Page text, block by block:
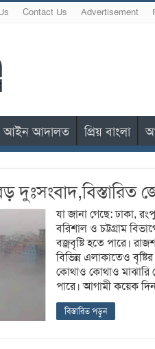
Contact Us Advertisement
আইন আদালত প্রিয় বাংলা
দুঃসংবাদ,বিস্তারিত
যা জানা গেছে: ঢাকা,
বরিশাল ও চট্টগ্রাম
বজ্রবৃষ্টি হতে পারে।
বিভিন্ন এলাকাতেও
কোথাও কোথাও মাঝারি
পারে। আগামী কয়েক
বিস্তারিত পড়ুন